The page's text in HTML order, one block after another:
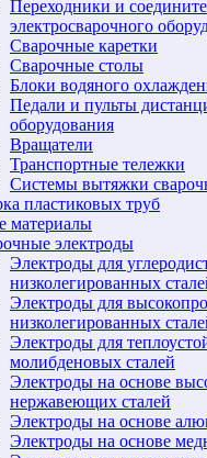
Переходники и
электросварочного
Сварочные каретки
Сварочные столы
Блоки водяного
Педали и пульты
оборудования
Вращатели
Транспортные тележки
Системы вытяжки
пластиковых труб
материалы
электроды
Электроды для
низколегированных
Электроды для
низколегированных
Электроды для
молибденовых сталей
Электроды на основе
нержавеющих сталей
Электроды на основе
Электроды на основе